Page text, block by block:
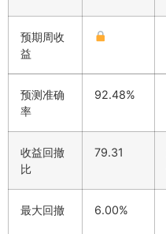
预期周收
益
预测准确
率
92.48%
收益回撤
比
79.31
最大回撤 6.00%